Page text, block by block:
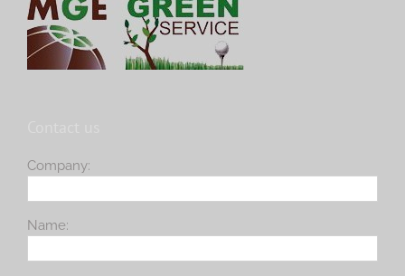
Company:
Name: